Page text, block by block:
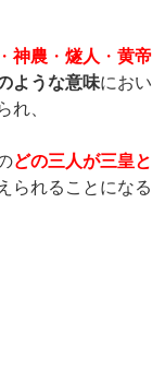
・神農 ・燧人 ・黄帝
ような意味におい
れ、
どの三人が三皇と
られることになる